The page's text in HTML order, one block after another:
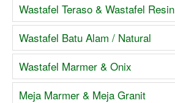
Wastafel Teraso & Wastafel Resin
Wastafel Batu Alam / Natural
Wastafel Marmer & Onix
Meja Marmer & Meja Granit